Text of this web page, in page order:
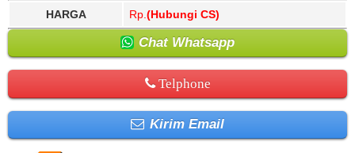
HARGA Rp. (Hubungi CS)
Chat Whatsapp
Telphone
Kirim Email